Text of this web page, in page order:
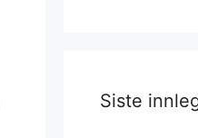
Siste